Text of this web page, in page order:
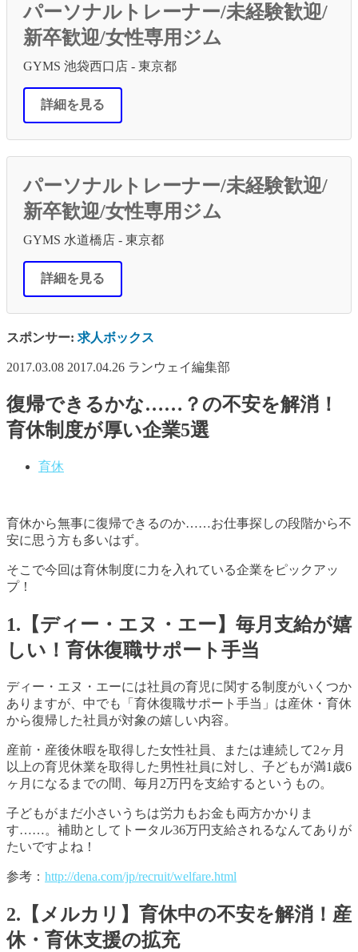
パーソナルトレーナー/未経験歓迎/
新卒歓迎/女性専用ジム
GYMS 池袋西口店 - 東京都
詳細を見る
パーソナルトレーナー/未経験歓迎/
新卒歓迎/女性専用ジム
GYMS 水道橋店 - 東京都
詳細を見る
スポンサー: 求人ボックス
2017.03.08 2017.04.26 ランウェイ編集部
復帰できるかな……？の不安を解消！
育休制度が厚い企業5選
育休
育休から無事に復帰できるのか……お仕事探しの段階から不
安に思う方も多いはず。
そこで今回は育休制度に力を入れている企業をピックアッ
プ！
1.【ディー・エヌ・エー】毎月支給が嬉
しい！育休復職サポート手当
ディー・エヌ・エーには社員の育児に関する制度がいくつか
ありますが、中でも「育休復職サポート手当」は産休・育休
から復帰した社員が対象の嬉しい内容。
産前・産後休暇を取得した女性社員、または連続して2ヶ月
以上の育児休業を取得した男性社員に対し、子どもが満1歳6
ヶ月になるまでの間、毎月2万円を支給するというもの。
子どもがまだ小さいうちは労力もお金も両方かかりま
す……。補助としてトータル36万円支給されるなんてありが
たいですよね！
参考： http://dena.com/jp/recruit/welfare.html
2.【メルカリ】育休中の不安を解消！産
休・育休支援の拡充